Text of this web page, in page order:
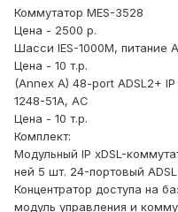
Коммутатор MES-3528
Цена - 2500 р.
Шасси IES-1000M, питание
Цена - 10 т.р.
(Annex A) 48-port ADSL2+
1248-51A, AC
Цена - 10 т.р.
Комплект:
Модульный IP xDSL-
ней 5 шт. 24-портовый
Концентратор доступа на
модуль управления и